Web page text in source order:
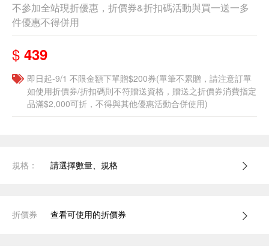
不參加全站現折優惠，折價券&折扣碼活動與買一送一多
件優惠不得併用
$ 439
即日起-9/1 不限金額下單贈$200券(單筆不累贈，請注意訂單
如使用折價券/折扣碼則不符贈送資格，贈送之折價券消費指定
品滿$2,000可折，不得與其他優惠活動合併使用)
規格： 請選擇數量、規格
折價券 查看可使用的折價券